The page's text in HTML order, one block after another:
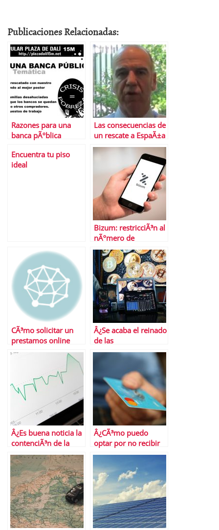
Publicaciones Relacionadas:
Razones para una
banca pÃºblica
Las consecuencias de
un rescate a EspaÃ±a
Encuentra tu piso
ideal
Bizum: restricciÃ³n al
nÃºmero de
operaciones
CÃ³mo solicitar un
prestamos online
Â¿Se acaba el reinado
de las
criptomonedas?
Â¿Es buena noticia la
contenciÃ³n de la
inflaciÃ³n
subyacente?
Â¿CÃ³mo puedo
optar por no recibir
ofertas de tarjetas de
crÃ©dito?